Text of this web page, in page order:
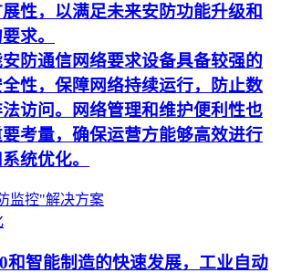
性，以满足未来安防功能升级和
求。
防通信网络要求设备具备较强的
性，保障网络持续运行，防止数
访问。网络管理和维护便利性也
考量，确保运营方能够高效进行
统优化。
监控"解决方案
和智能制造的快速发展，工业自动